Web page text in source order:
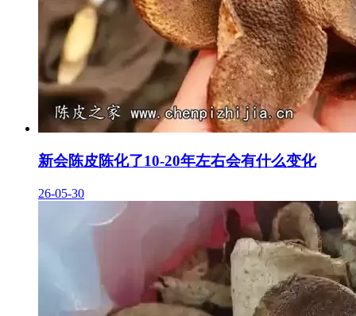
新会陈皮陈化了10-20年左右会有什么变化
26-05-30